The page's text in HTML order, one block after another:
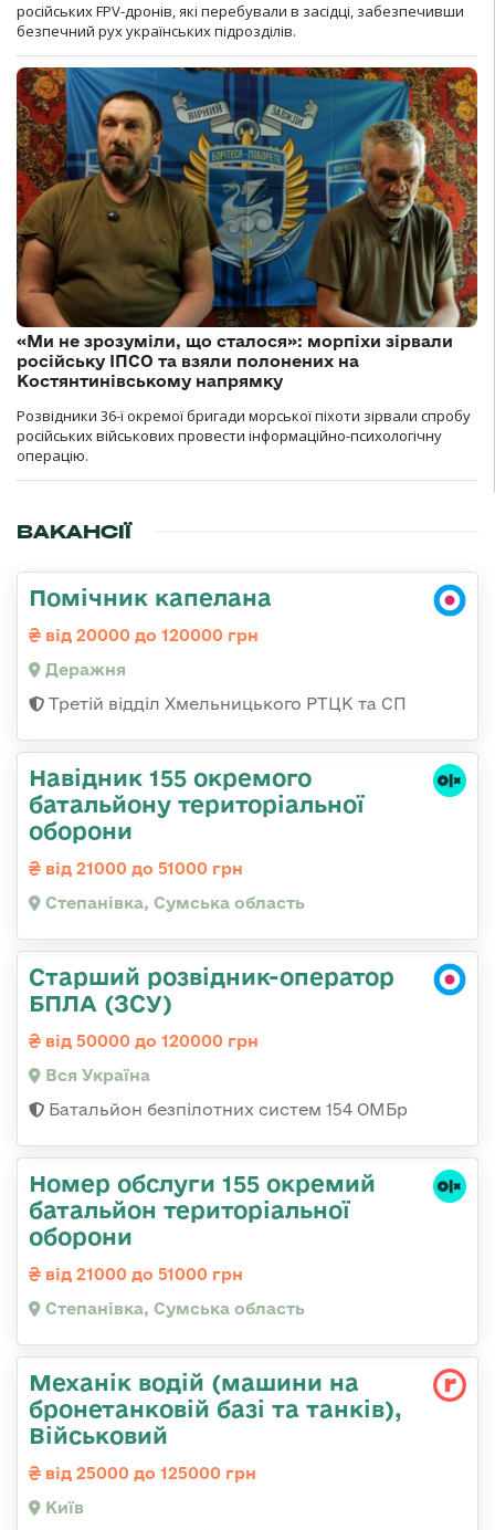
російських FPV-дронів, які перебували в засідці, забезпечивши
безпечний рух українських підрозділів.
«Ми не зрозуміли, що сталося»: морпіхи зірвали
російську ІПСО та взяли полонених на
Костянтинівському напрямку
Розвідники 36-ї окремої бригади морської піхоти зірвали спробу
російських військових провести інформаційно-психологічну
операцію.
ВАКАНСІЇ
Помічник капелана
від 20000 до 120000 грн
Деражня
Третій відділ Хмельницького РТЦК та СП
Навідник 155 окремого
батальйону територіальної
оборони
від 21000 до 51000 грн
Степанівка, Сумська область
Старший розвідник-оператор
БПЛА (ЗСУ)
від 50000 до 120000 грн
Вся Україна
Батальйон безпілотних систем 154 ОМБр
Номер обслуги 155 окремий
батальйон територіальної
оборони
від 21000 до 51000 грн
Степанівка, Сумська область
Механік водій (машини на
бронетанковій базі та танків),
Військовий
від 25000 до 125000 грн
Київ